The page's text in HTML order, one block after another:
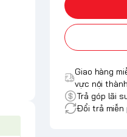
Giao hàng
vực nội
Trả góp lãi
Đổi trả miễn